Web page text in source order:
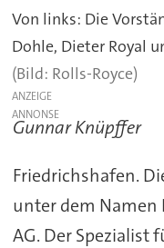
Von links: Die
Dohle, Dieter Royal
(Bild: Rolls-Royce)
ANZEIGE
Gunnar Knüpffer
Friedrichshafen.
unter dem Namen
AG. Der Spezialist